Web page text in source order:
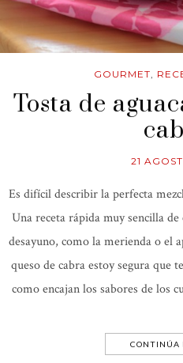
GOURMET
Tosta de
21
Es difícil describir la perfecta
Una receta rápida muy sencilla
desayuno, como la merienda o el
queso de cabra estoy segura que
como encajan los sabores de los
CONTINÚA